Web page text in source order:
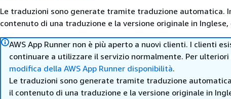
Le traduzioni sono generate tramite traduzione automatica.
contenuto di una traduzione e la versione originale in
AWS App Runner non è più aperto a nuovi clienti. I clienti
continuare a utilizzare il servizio normalmente. Per
modifica della AWS App Runner disponibilità.
Le traduzioni sono generate tramite traduzione
il contenuto di una traduzione e la versione originale in